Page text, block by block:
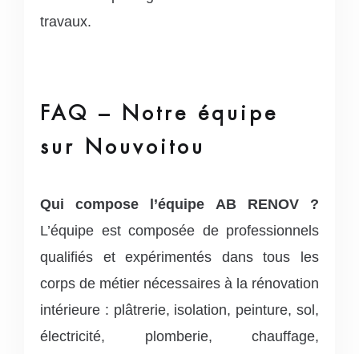
travaux.
FAQ – Notre équipe
sur Nouvoitou
Qui compose l’équipe AB RENOV ?
L’équipe est composée de professionnels
qualifiés et expérimentés dans tous les
corps de métier nécessaires à la rénovation
intérieure : plâtrerie, isolation, peinture, sol,
électricité, plomberie, chauffage,